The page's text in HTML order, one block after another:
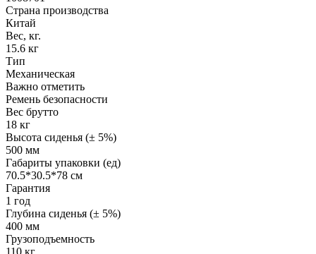
Страна производства
Китай
Вес, кг.
15.6 кг
Тип
Механическая
Важно отметить
Ремень безопасности
Вес брутто
18 кг
Высота сиденья (± 5%)
500 мм
Габариты упаковки (ед)
70.5*30.5*78 см
Гарантия
1 год
Глубина сиденья (± 5%)
400 мм
Грузоподъемность
110 кг